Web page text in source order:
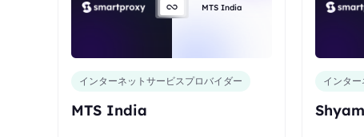
MTS India
インターネットサービスプロバイダー
MTS India
インタ